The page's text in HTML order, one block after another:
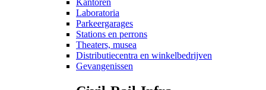
Kantoren
Laboratoria
Parkeergarages
Stations en perrons
Theaters, musea
Distributiecentra en winkelbedrijven
Gevangenissen